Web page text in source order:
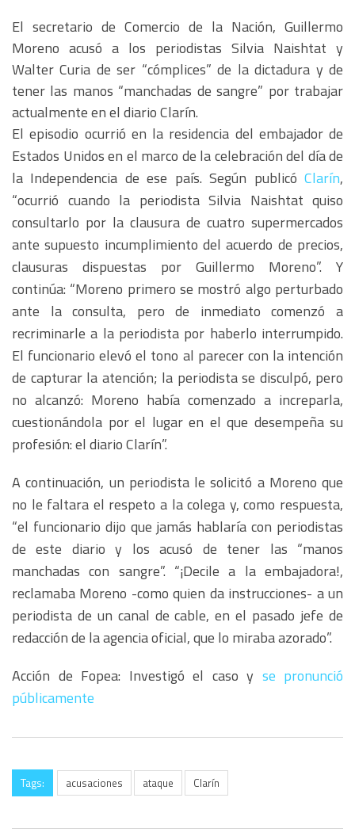
El secretario de Comercio de la Nación, Guillermo
Moreno acusó a los periodistas Silvia Naishtat y
Walter Curia de ser “cómplices” de la dictadura y de
tener las manos “manchadas de sangre” por trabajar
actualmente en el diario Clarín.
El episodio ocurrió en la residencia del embajador de
Estados Unidos en el marco de la celebración del día de
la Independencia de ese país. Según publicó Clarín,
“ocurrió cuando la periodista Silvia Naishtat quiso
consultarlo por la clausura de cuatro supermercados
ante supuesto incumplimiento del acuerdo de precios,
clausuras dispuestas por Guillermo Moreno”. Y
continúa: “Moreno primero se mostró algo perturbado
ante la consulta, pero de inmediato comenzó a
recriminarle a la periodista por haberlo interrumpido.
El funcionario elevó el tono al parecer con la intención
de capturar la atención; la periodista se disculpó, pero
no alcanzó: Moreno había comenzado a increparla,
cuestionándola por el lugar en el que desempeña su
profesión: el diario Clarín”.
A continuación, un periodista le solicitó a Moreno que
no le faltara el respeto a la colega y, como respuesta,
“el funcionario dijo que jamás hablaría con periodistas
de este diario y los acusó de tener las “manos
manchadas con sangre”. “¡Decile a la embajadora!,
reclamaba Moreno -como quien da instrucciones- a un
periodista de un canal de cable, en el pasado jefe de
redacción de la agencia oficial, que lo miraba azorado”.
Acción de Fopea: Investigó el caso y se pronunció
públicamente
Tags: acusaciones ataque Clarín